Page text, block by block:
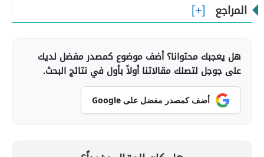
المراجع
هل يعجبك محتوانا؟ أضف موضوع كمصدر مفضل لديك
على جوجل لتصلك مقالاتنا أولاً بأول في نتائج البحث.
أضف كمصدر مفضل على Google